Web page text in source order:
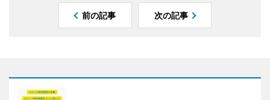
前の記事 次の記事